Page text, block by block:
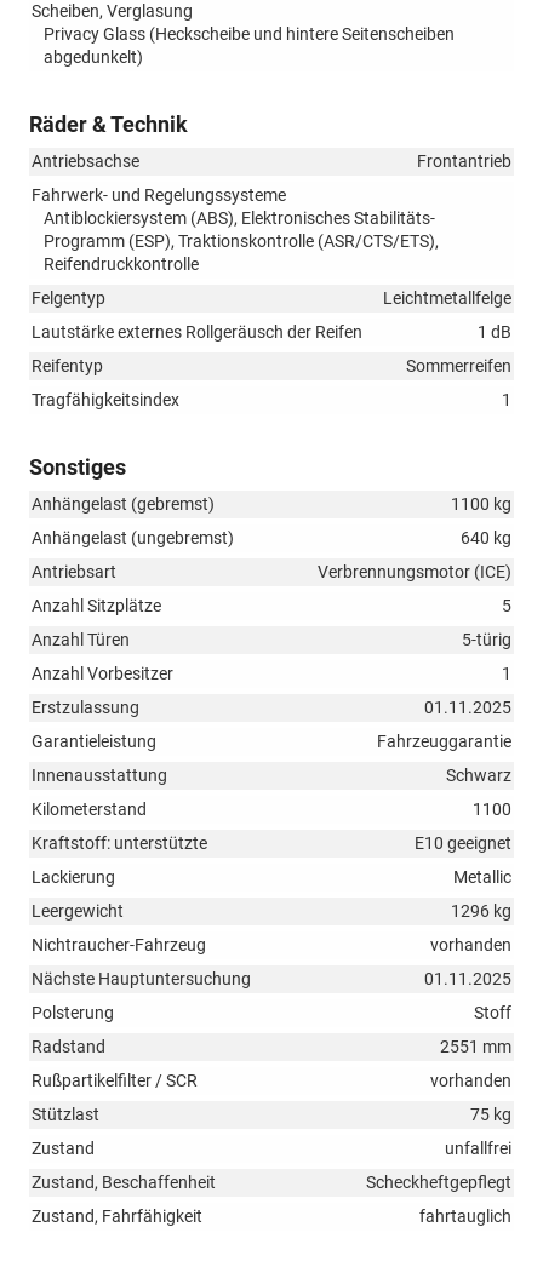
Scheiben, Verglasung
Privacy Glass (Heckscheibe und hintere Seitenscheiben
abgedunkelt)
Räder & Technik
Antriebsachse
Frontantrieb
Fahrwerk- und Regelungssysteme
Antiblockiersystem (ABS), Elektronisches Stabilitäts-
Programm (ESP), Traktionskontrolle (ASR/CTS/ETS),
Reifendruckkontrolle
Felgentyp
Leichtmetallfelge
Lautstärke externes Rollgeräusch der Reifen
1 dB
Reifentyp
Sommerreifen
Tragfähigkeitsindex
1
Sonstiges
Anhängelast (gebremst)
1100 kg
Anhängelast (ungebremst)
640 kg
Antriebsart
Verbrennungsmotor (ICE)
Anzahl Sitzplätze
5
Anzahl Türen
5-türig
Anzahl Vorbesitzer
1
Erstzulassung
01.11.2025
Garantieleistung
Fahrzeuggarantie
Innenausstattung
Schwarz
Kilometerstand
1100
Kraftstoff: unterstützte
E10 geeignet
Lackierung
Metallic
Leergewicht
1296 kg
Nichtraucher-Fahrzeug
vorhanden
Nächste Hauptuntersuchung
01.11.2025
Polsterung
Stoff
Radstand
2551 mm
Rußpartikelfilter / SCR
vorhanden
Stützlast
75 kg
Zustand
unfallfrei
Zustand, Beschaffenheit
Scheckheftgepflegt
Zustand, Fahrfähigkeit
fahrtauglich